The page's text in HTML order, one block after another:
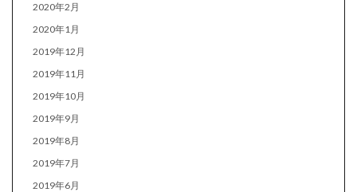
2020年2月
2020年1月
2019年12月
2019年11月
2019年10月
2019年9月
2019年8月
2019年7月
2019年6月